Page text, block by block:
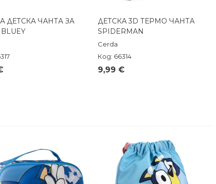
преглед
ДЕТСКА ЧАНТА ЗА
Бърз преглед
ДЕТСКА 3D ТЕРМО ЧАНТА
SPIDERMAN
Cerda
Код: 66314
9,99 €